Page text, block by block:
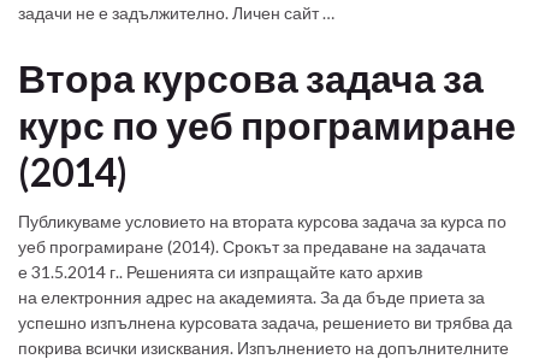
задачи не е задължително. Личен сайт …
Втора курсова задача за
курс по уеб програмиране
(2014)
Публикуваме условието на втората курсова задача за курса по
уеб програмиране (2014). Срокът за предаване на задачата
е 31.5.2014 г.. Решенията си изпращайте като архив
на електронния адрес на академията. За да бъде приета за
успешно изпълнена курсовата задача, решението ви трябва да
покрива всички изисквания. Изпълнението на допълнителните